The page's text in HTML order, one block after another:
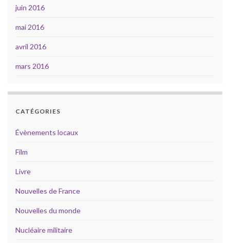
juin 2016
mai 2016
avril 2016
mars 2016
CATÉGORIES
Évènements locaux
Film
Livre
Nouvelles de France
Nouvelles du monde
Nucléaire militaire